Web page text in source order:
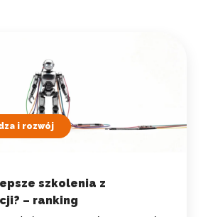
i rozwój
szkolenia z
– ranking